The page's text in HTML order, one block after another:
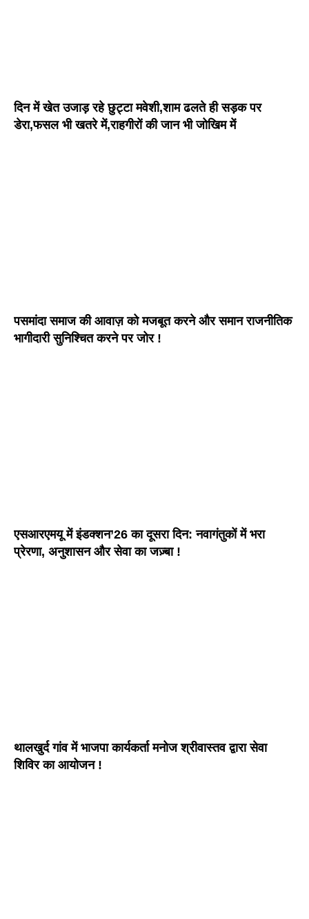
दिन में खेत उजाड़ रहे छुट्टा मवेशी,शाम ढलते ही सड़क पर
डेरा,फसल भी खतरे में,राहगीरों की जान भी जोखिम में
पसमांदा समाज की आवाज़ को मजबूत करने और समान राजनीतिक
भागीदारी सुनिश्चित करने पर जोर !
एसआरएमयू में इंडक्शन’26 का दूसरा दिन: नवागंतुकों में भरा
प्रेरणा, अनुशासन और सेवा का जज़्बा !
थालखुर्द गांव में भाजपा कार्यकर्ता मनोज श्रीवास्तव द्वारा सेवा
शिविर का आयोजन !